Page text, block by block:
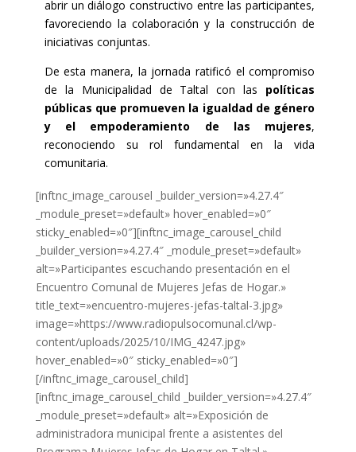
abrir un diálogo constructivo entre las participantes,
favoreciendo la colaboración y la construcción de
iniciativas conjuntas.
De esta manera, la jornada ratificó el compromiso
de la Municipalidad de Taltal con las políticas
públicas que promueven la igualdad de género
y el empoderamiento de las mujeres,
reconociendo su rol fundamental en la vida
comunitaria.
[inftnc_image_carousel _builder_version=»4.27.4″
_module_preset=»default» hover_enabled=»0″
sticky_enabled=»0″][inftnc_image_carousel_child
_builder_version=»4.27.4″ _module_preset=»default»
alt=»Participantes escuchando presentación en el
Encuentro Comunal de Mujeres Jefas de Hogar.»
title_text=»encuentro-mujeres-jefas-taltal-3.jpg»
image=»https://www.radiopulsocomunal.cl/wp-
content/uploads/2025/10/IMG_4247.jpg»
hover_enabled=»0″ sticky_enabled=»0″]
[/inftnc_image_carousel_child]
[inftnc_image_carousel_child _builder_version=»4.27.4″
_module_preset=»default» alt=»Exposición de
administradora municipal frente a asistentes del